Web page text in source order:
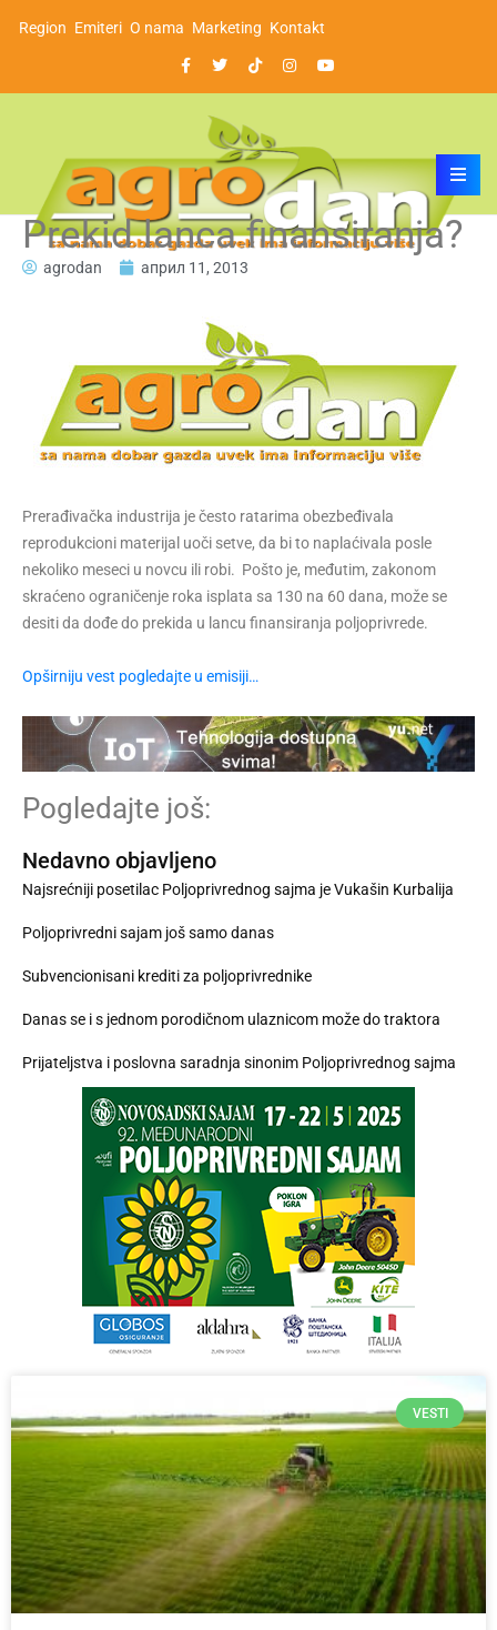
Region Emiteri O nama Marketing Kontakt
Prekid lanca finansiranja?
agrodan април 11, 2013
Prerađivačka industrija je često ratarima obezbeđivala
reprodukcioni materijal uoči setve, da bi to naplaćivala posle
nekoliko meseci u novcu ili robi. Pošto je, međutim, zakonom
skraćeno ograničenje roka isplata sa 130 na 60 dana, može se
desiti da dođe do prekida u lancu finansiranja poljoprivrede.
Opširniju vest pogledajte u emisiji…
Pogledajte još:
Nedavno objavljeno
Najsrećniji posetilac Poljoprivrednog sajma je Vukašin Kurbalija
Poljoprivredni sajam još samo danas
Subvencionisani krediti za poljoprivrednike
Danas se i s jednom porodičnom ulaznicom može do traktora
Prijateljstva i poslovna saradnja sinonim Poljoprivrednog sajma
VESTI